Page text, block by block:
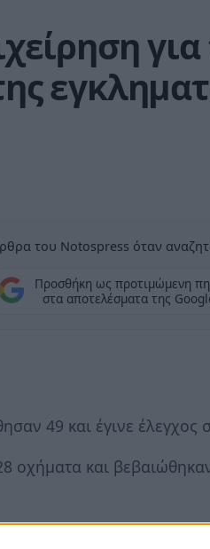
για
του Notospress όταν
Προσθήκη ως προτιμώμενη
στα αποτελέσματα της
49 και έγινε έλεγχος
οχήματα και
κλοπής σε Ιερό Ναό,